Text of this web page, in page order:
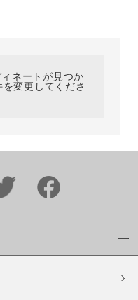
ネートが見つか
変更してくださ